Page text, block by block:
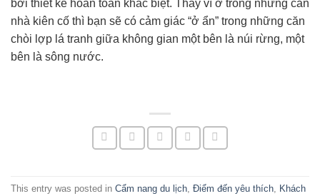
bởi thiết kế hoàn toàn khác biệt. Thay vì ở trong những căn
nhà kiên cố thì bạn sẽ có cảm giác “ở ẩn” trong những căn
chòi lợp lá tranh giữa không gian một bên là núi rừng, một
bên là sông nước.
This entry was posted in Cẩm nang du lịch Điểm đến yêu thích
Khách